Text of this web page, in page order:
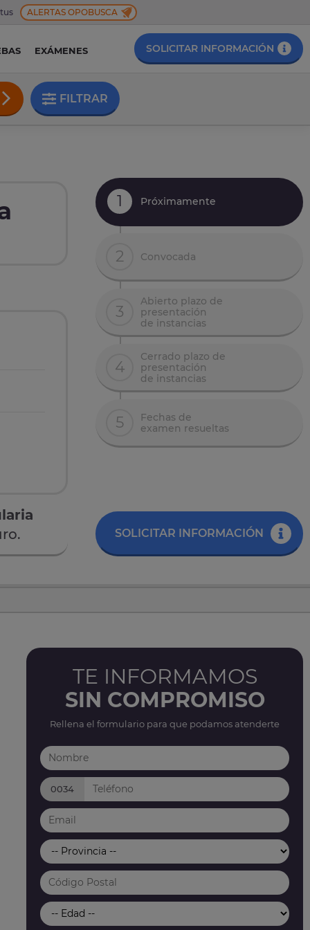
ALERTAS OPOBUSCA
EXÁMENES SOLICITAR INFORMACIÓN
FILTRAR
1 Próximamente
2 Convocada
3
Abierto plazo de
presentación
de instancias
4
Cerrado plazo de
presentación
de instancias
5
Fechas de
examen resueltas
SOLICITAR INFORMACIÓN
TE INFORMAMOS
SIN COMPROMISO
Rellena el formulario para que podamos atenderte
0034